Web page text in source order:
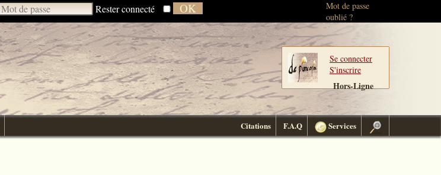
Rester connecté
Mot de passe
oublié ?
Se connecter
S'inscrire
Hors-Ligne
Citations F.A.Q Services